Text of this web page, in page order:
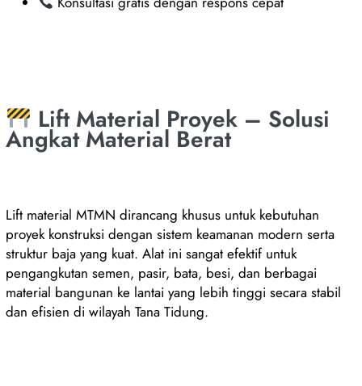
Lift Material Proyek – Solusi
Angkat Material Berat
Lift material MTMN dirancang khusus untuk kebutuhan
proyek konstruksi dengan sistem keamanan modern serta
struktur baja yang kuat. Alat ini sangat efektif untuk
pengangkutan semen, pasir, bata, besi, dan berbagai
material bangunan ke lantai yang lebih tinggi secara stabil
dan efisien di wilayah Tana Tidung.